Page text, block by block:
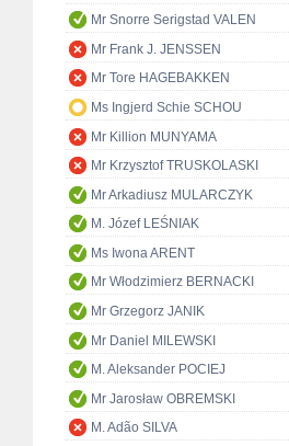
Mr Snorre Serigstad VALEN
Mr Frank J. JENSSEN
Mr Tore HAGEBAKKEN
Ms Ingjerd Schie SCHOU
Mr Killion MUNYAMA
Mr Krzysztof TRUSKOLASKI
Mr Arkadiusz MULARCZYK
M. Józef LEŚNIAK
Ms Iwona ARENT
Mr Włodzimierz BERNACKI
Mr Grzegorz JANIK
Mr Daniel MILEWSKI
M. Aleksander POCIEJ
Mr Jarosław OBREMSKI
M. Adão SILVA